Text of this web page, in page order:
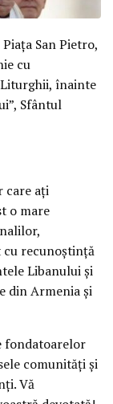
San Pietro,
cu
înainte
Sfântul
care ați
o mare
recunoștință
Libanului și
din Armenia și
fondatoarelor
comunități și
Vă